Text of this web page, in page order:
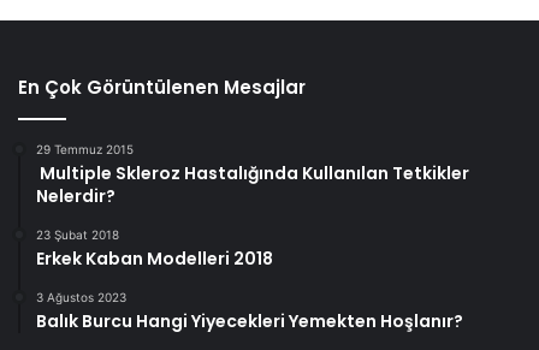
En Çok Görüntülenen Mesajlar
29 Temmuz 2015
Multiple Skleroz Hastalığında Kullanılan Tetkikler
Nelerdir?
23 Şubat 2018
Erkek Kaban Modelleri 2018
3 Ağustos 2023
Balık Burcu Hangi Yiyecekleri Yemekten Hoşlanır?